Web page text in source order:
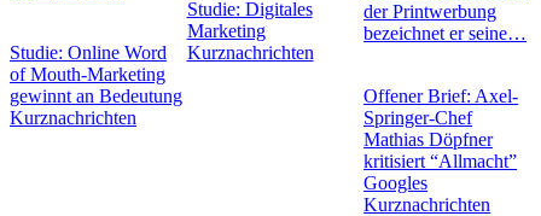
Studie: Online Word
of Mouth-Marketing
gewinnt an Bedeutung
Kurznachrichten
Studie: Digitales
Marketing
Kurznachrichten
der Printwerbung
bezeichnet er seine…
Offener Brief: Axel-
Springer-Chef
Mathias Döpfner
kritisiert “Allmacht”
Googles
Kurznachrichten